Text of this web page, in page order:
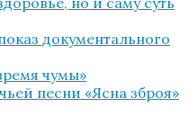
документального
чумы»
песни «Ясна зброя»